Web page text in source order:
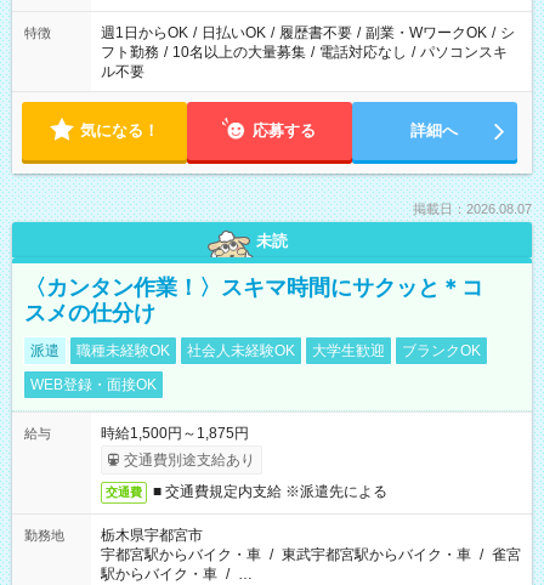
ください！
特徴 週1日からOK / 日払いOK / 履歴書不要 / 副業・WワークOK / シ
フト勤務 / 10名以上の大量募集 / 電話対応なし / パソコンスキ
ル不要
気になる！ 応募する 詳細へ
掲載日：2026.08.07
未読
〈カンタン作業！〉スキマ時間にサクッと＊コ
スメの仕分け
派遣 職種未経験OK 社会人未経験OK 大学生歓迎
ブランクOK
WEB登録・面接OK
給与
時給1,500円～1,875円
交通費別途支給あり
交通費 ■ 交通費規定内支給 ※派遣先による
勤務地
栃木県宇都宮市
宇都宮駅からバイク・車 / 東武宇都宮駅からバイク・車 / 雀宮
駅からバイク・車 / …